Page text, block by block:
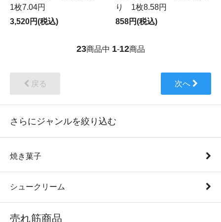
1枚7.04円
3,520円(税込)
り 1枚8.58円
858円(税込)
23商品中 1-12商品
戻る 次へ
さらにジャンルを絞り込む
焼き菓子
シュークリーム
売れ筋商品